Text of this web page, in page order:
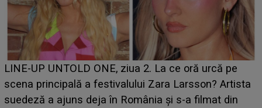
Ce a dezvăluit noua concurentă din "Casa Iubirii" l-a
luat prin surprindere pe Emanuel. CINE ESTE
BĂIATUL VIZAT de Alexandra?! Aflându-se în fața